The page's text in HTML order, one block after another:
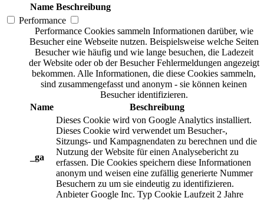
Name Beschreibung
Performance
Performance Cookies sammeln Informationen darüber, wie
Besucher eine Webseite nutzen. Beispielsweise welche Seiten
Besucher wie häufig und wie lange besuchen, die Ladezeit
der Website oder ob der Besucher Fehlermeldungen angezeigt
bekommen. Alle Informationen, die diese Cookies sammeln,
sind zusammengefasst und anonym - sie können keinen
Besucher identifizieren.
Name
Beschreibung
_ga
Dieses Cookie wird von Google Analytics installiert.
Dieses Cookie wird verwendet um Besucher-,
Sitzungs- und Kampagnendaten zu berechnen und die
Nutzung der Website für einen Analysebericht zu
erfassen. Die Cookies speichern diese Informationen
anonym und weisen eine zufällig generierte Nummer
Besuchern zu um sie eindeutig zu identifizieren.
Anbieter Google Inc. Typ Cookie Laufzeit 2 Jahre